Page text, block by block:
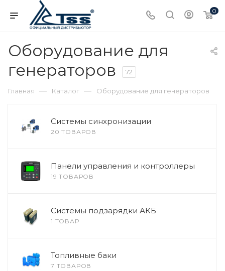
0
Оборудование для
генераторов
72
Главная — Каталог — Оборудование для генераторов
Системы синхронизации
20 ТОВАРОВ
Панели управления и контроллеры
19 ТОВАРОВ
Системы подзарядки АКБ
1 ТОВАР
Топливные баки
7 ТОВАРОВ